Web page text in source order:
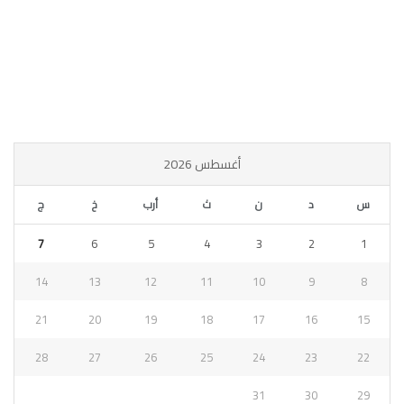
أغسطس 2026
س د ن ث أرب خ ج
1
2
3
4
5
6
7
8
9
10
11
12
13
14
15
16
17
18
19
20
21
22
23
24
25
26
27
28
29
30
31